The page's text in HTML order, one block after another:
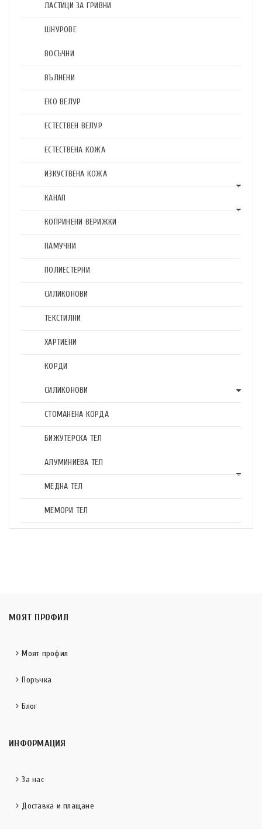
ЛАСТИЦИ ЗА ГРИВНИ
ШНУРОВЕ
ВОСЪЧНИ
ВЪЛНЕНИ
ЕКО ВЕЛУР
ЕСТЕСТВЕН ВЕЛУР
ЕСТЕСТВЕНА КОЖА
ИЗКУСТВЕНА КОЖА
КАНАП
КОПРИНЕНИ ВЕРИЖКИ
ПАМУЧНИ
ПОЛИЕСТЕРНИ
СИЛИКОНОВИ
ТЕКСТИЛНИ
ХАРТИЕНИ
КОРДИ
СИЛИКОНОВИ
СТОМАНЕНА КОРДА
БИЖУТЕРСКА ТЕЛ
АЛУМИНИЕВА ТЕЛ
МЕДНА ТЕЛ
МЕМОРИ ТЕЛ
МОЯТ ПРОФИЛ
Моят профил
Поръчка
Блог
ИНФОРМАЦИЯ
За нас
Доставка и плащане